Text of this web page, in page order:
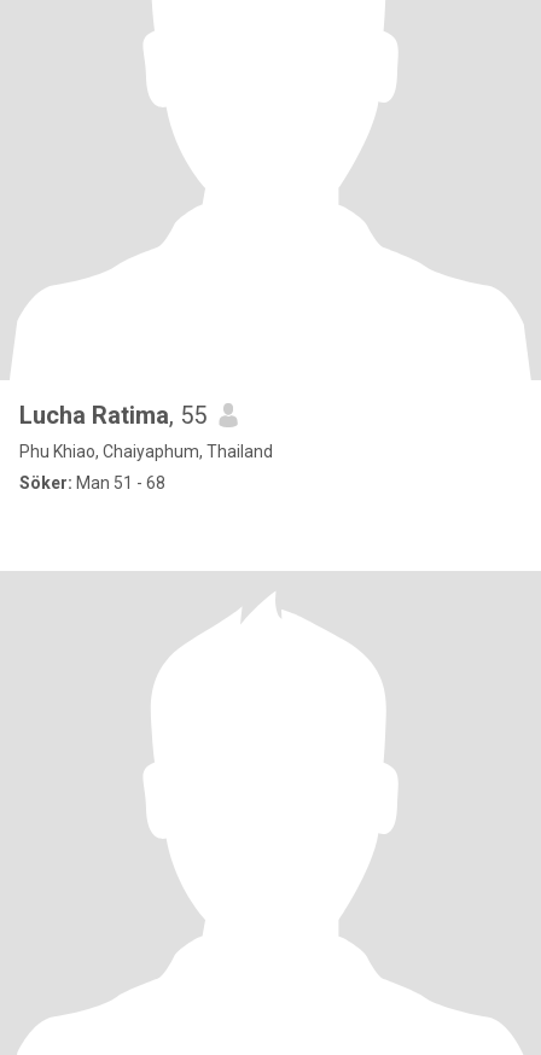
Lucha Ratima, 55
Phu Khiao, Chaiyaphum, Thailand
Söker: Man 51 - 68